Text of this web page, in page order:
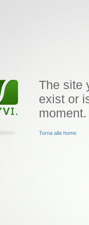
The site
exist or
moment.
Torna alla home